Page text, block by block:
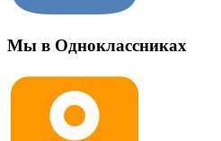
Мы в Одноклассниках